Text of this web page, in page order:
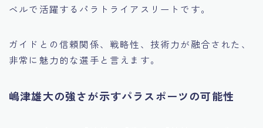
ベルで活躍するパラトライアスリートです。
ガイドとの信頼関係、戦略性、技術力が融合された、
非常に魅力的な選手と言えます。
嶋津雄大の強さが示すパラスポーツの可能性